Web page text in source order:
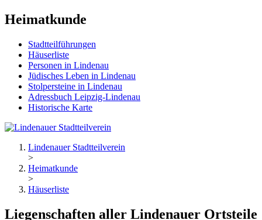
Heimatkunde
Stadtteilführungen
Häuserliste
Personen in Lindenau
Jüdisches Leben in Lindenau
Stolpersteine in Lindenau
Adressbuch Leipzig-Lindenau
Historische Karte
Lindenauer Stadtteilverein
>
Heimatkunde
>
Häuserliste
Liegenschaften aller Lindenauer Ortsteile